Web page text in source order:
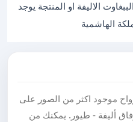
الاليفة او المنتجة يوجد
الهاشمية
موجود اكثر من الصور على
أليفة - طيور. يمكنك من